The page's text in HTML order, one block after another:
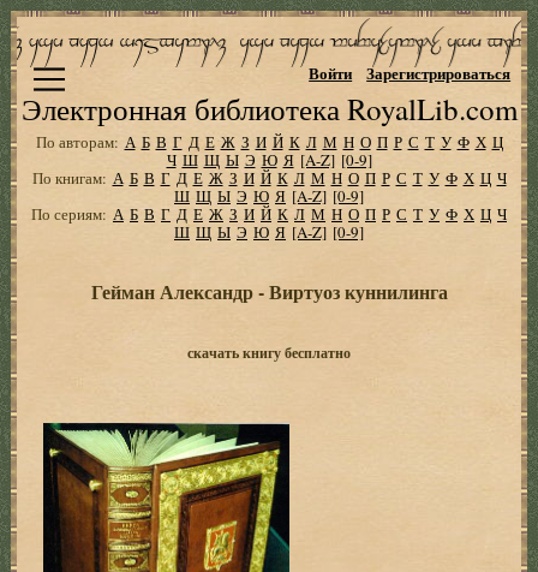
Электронная библиотека RoyalLib.com
Войти Зарегистрироваться
По авторам: А Б В Г Д Е Ж З И Й К Л М Н О П Р С Т У Ф Х Ц
Ч Ш Щ Ы Э Ю Я [A-Z] [0-9]
По книгам: А Б В Г Д Е Ж З И Й К Л М Н О П Р С Т У Ф Х Ц Ч
Ш Щ Ы Э Ю Я [A-Z] [0-9]
По сериям: А Б В Г Д Е Ж З И Й К Л М Н О П Р С Т У Ф Х Ц Ч
Ш Щ Ы Э Ю Я [A-Z] [0-9]
Гейман Александр - Виртуоз куннилинга
скачать книгу бесплатно